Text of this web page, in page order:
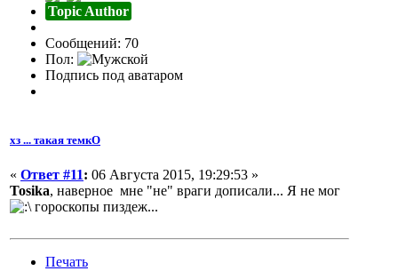
Topic Author
Сообщений: 70
Пол:
Подпись под аватаром
хз ... такая темкО
« Ответ #11: 06 Августа 2015, 19:29:53 »
Tosika, наверное мне "не" враги дописали... Я не мог
гороскопы пиздеж...
Печать